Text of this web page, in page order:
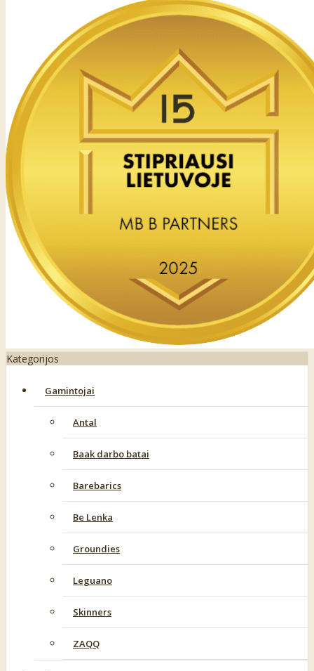
Kategorijos
Gamintojai
Antal
Baak darbo batai
Barebarics
Be Lenka
Groundies
Leguano
Skinners
ZAQQ